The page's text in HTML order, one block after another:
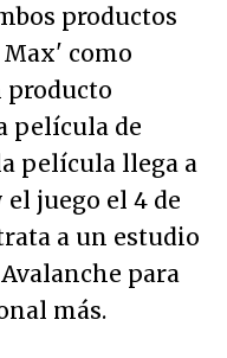
productos
Max' como
producto
película de
película llega a
el juego el 4 de
a un estudio
para
más.